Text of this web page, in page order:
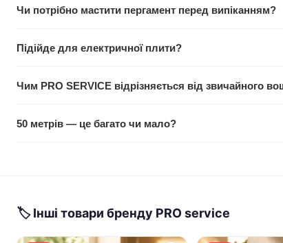
при 220°С.
Чи потрібно мастити пергамент перед випіканням?
маргарину.
Підійде для електричної плити?
рекомендується через вогонь.
Чим PRO SERVICE відрізняється від звичайного
заморожування. Вся різниця в якості силіконізації.
50 метрів — це багато чи мало?
🏷 Інші товари бренду PRO service